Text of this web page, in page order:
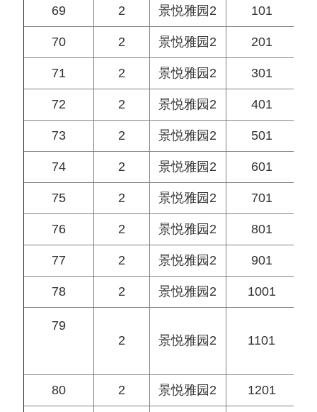
69 2 景悦雅园2 101
70 2 景悦雅园2 201
71 2 景悦雅园2 301
72 2 景悦雅园2 401
73 2 景悦雅园2 501
74 2 景悦雅园2 601
75 2 景悦雅园2 701
76 2 景悦雅园2 801
77 2 景悦雅园2 901
78 2 景悦雅园2 1001
79
2
景悦雅园2 1101
80 2 景悦雅园2 1201